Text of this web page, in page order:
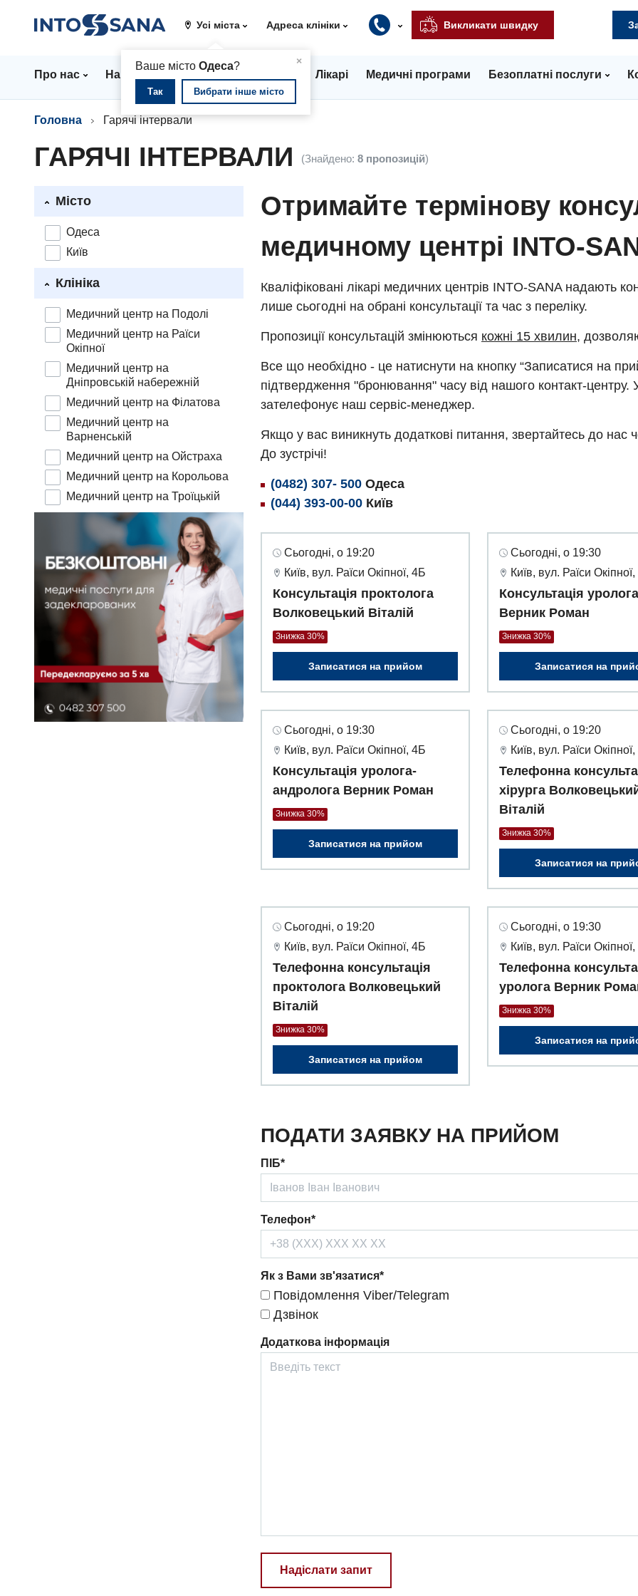
Усі міста
×
Ваше місто Одеса?
Так Вибрати інше місто
Адреса клініки Викликати швидку
Про нас Напрямки Стаціонар Лікарі Медичні програми Безоплатні послуги
Головна Гарячі інтервали
ГАРЯЧІ ІНТЕРВАЛИ (Знайдено: 8 пропозицій)
Місто
Одеса
Київ
Клініка
Медичний центр на Подолі
Медичний центр на Раїси
Окіпної
Медичний центр на
Дніпровській набережній
Медичний центр на Філатова
Медичний центр на
Варненській
Медичний центр на Ойстраха
Медичний центр на Корольова
Медичний центр на Троїцькій
Отримайте термінову
медичному центрі INTO-
Кваліфіковані лікарі медичних центрів INTO-SANA надають
лише сьогодні на обрані консультації та час з переліку.
Пропозиції консультацій змінюються кожні 15 хвилин,
Все що необхідно - це натиснути на кнопку “Записатися на
підтвердження "бронювання" часу від нашого контакт-
зателефонує наш сервіс-менеджер.
Якщо у вас виникнуть додаткові питання, звертайтесь до нас
До зустрічі!
(0482) 307- 500 Одеса
(044) 393-00-00 Київ
Сьогодні, о 19:20
Київ, вул. Раїси Окіпної, 4Б
Консультація проктолога
Волковецький Віталій
Знижка 30%
Записатися на прийом
Сьогодні, о 19:30
Київ, вул. Раїси
Консультація уролога
Верник Роман
Знижка 30%
Записатися на
Сьогодні, о 19:30
Київ, вул. Раїси Окіпної, 4Б
Консультація уролога-
андролога Верник Роман
Знижка 30%
Записатися на прийом
Сьогодні, о 19:20
Київ, вул. Раїси
Телефонна
хірурга
Віталій
Знижка 30%
Записатися на
Сьогодні, о 19:20
Київ, вул. Раїси Окіпної, 4Б
Телефонна консультація
проктолога Волковецький
Віталій
Знижка 30%
Записатися на прийом
Сьогодні, о 19:30
Київ, вул. Раїси
Телефонна
уролога Верник
Знижка 30%
Записатися на
ПОДАТИ ЗАЯВКУ НА ПРИЙОМ
ПІБ*
Телефон*
Як з Вами зв'язатися*
Повідомлення Viber/Telegram
Дзвінок
Додаткова інформація
Надіслати запит